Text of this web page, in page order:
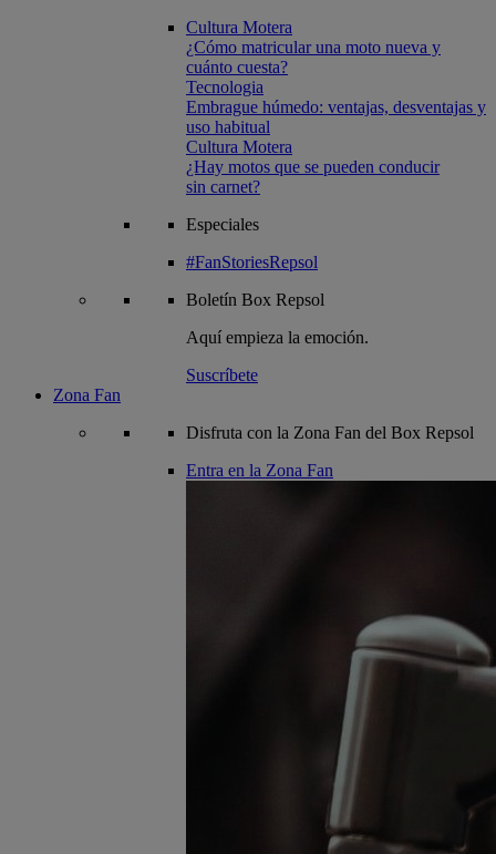
Cultura Motera
¿Cómo matricular una moto nueva y
cuánto cuesta?
Tecnologia
Embrague húmedo: ventajas, desventajas y
uso habitual
Cultura Motera
¿Hay motos que se pueden conducir
sin carnet?
Especiales
#FanStoriesRepsol
Boletín Box Repsol
Aquí empieza la emoción.
Suscríbete
Zona Fan
Disfruta con la Zona Fan del Box Repsol
Entra en la Zona Fan